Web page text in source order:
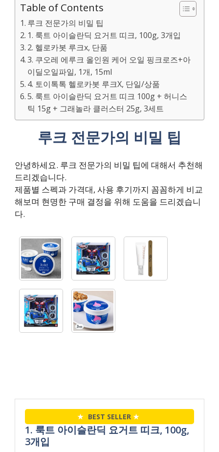
Table of Contents
루크 전문가의 비밀 팁
1. 룩트 아이슬란딕 요거트 띠크, 100g, 3개입
2. 헬로카봇 루크x, 단품
3. 쿠오레 에루크 올인원 케어 오일 핑크로즈+아
이딜오일파일, 1개, 15ml
4. 토이톡톡 헬로카봇 루크X, 단일/상품
5. 룩트 아이슬란딕 요거트 띠크 100g + 허니스
틱 15g + 그래놀라 클러스터 25g, 3세트
루크 전문가의 비밀 팁
안녕하세요. 루크 전문가의 비밀 팁에 대해서 추천해
드리겠습니다.
제품별 스펙과 가격대, 사용 후기까지 꼼꼼하게 비교
해보며 현명한 구매 결정을 위해 도움을 드리겠습니
다.
★ BEST SELLER ★
1. 룩트 아이슬란딕 요거트 띠크, 100g,
3개입